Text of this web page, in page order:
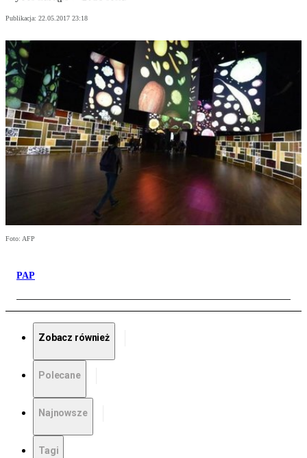
Publikacja: 22.05.2017 23:18
Foto: AFP
PAP
Zobacz również
Polecane
Najnowsze
Tagi